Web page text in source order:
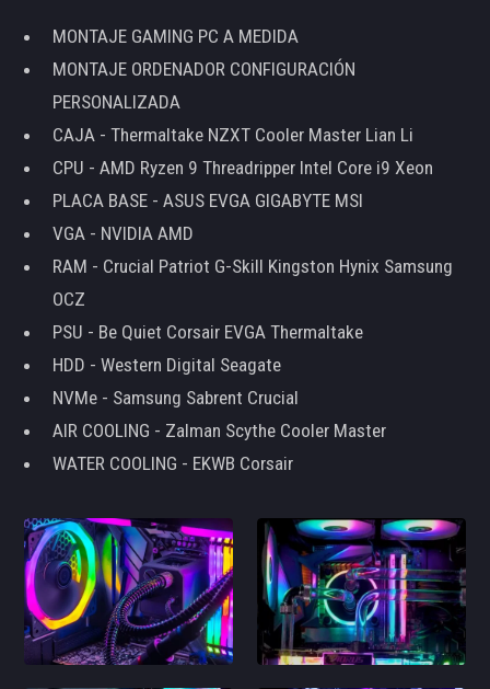
MONTAJE GAMING PC A MEDIDA
MONTAJE ORDENADOR CONFIGURACIÓN
PERSONALIZADA
CAJA - Thermaltake NZXT Cooler Master Lian Li
CPU - AMD Ryzen 9 Threadripper Intel Core i9 Xeon
PLACA BASE - ASUS EVGA GIGABYTE MSI
VGA - NVIDIA AMD
RAM - Crucial Patriot G-Skill Kingston Hynix Samsung
OCZ
PSU - Be Quiet Corsair EVGA Thermaltake
HDD - Western Digital Seagate
NVMe - Samsung Sabrent Crucial
AIR COOLING - Zalman Scythe Cooler Master
WATER COOLING - EKWB Corsair